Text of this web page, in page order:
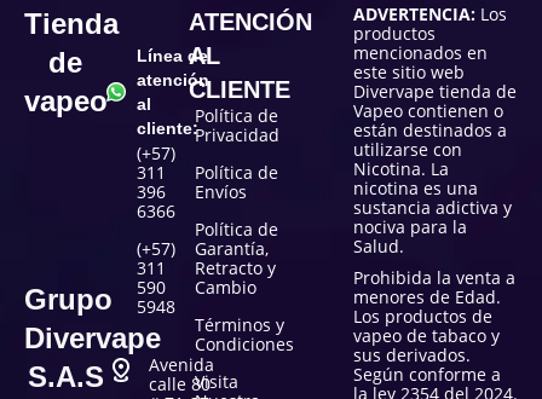
Tienda
de
vapeo
Grupo
Divervape
S.A.S
Línea de
atención
al
cliente:
(+57)
311
396
6366
(+57)
311
590
5948
Avenida
calle 80
ATENCIÓN
AL
CLIENTE
Política de
Privacidad
Política de
Envíos
Política de
Garantía,
Retracto y
Cambio
Términos y
Condiciones
Visita
ADVERTENCIA: Los
productos
mencionados en
este sitio web
Divervape tienda de
Vapeo contienen o
están destinados a
utilizarse con
Nicotina. La
nicotina es una
sustancia adictiva y
nociva para la
Salud.
Prohibida la venta a
menores de Edad.
Los productos de
vapeo de tabaco y
sus derivados.
Según conforme a
la ley 2354 del 2024.